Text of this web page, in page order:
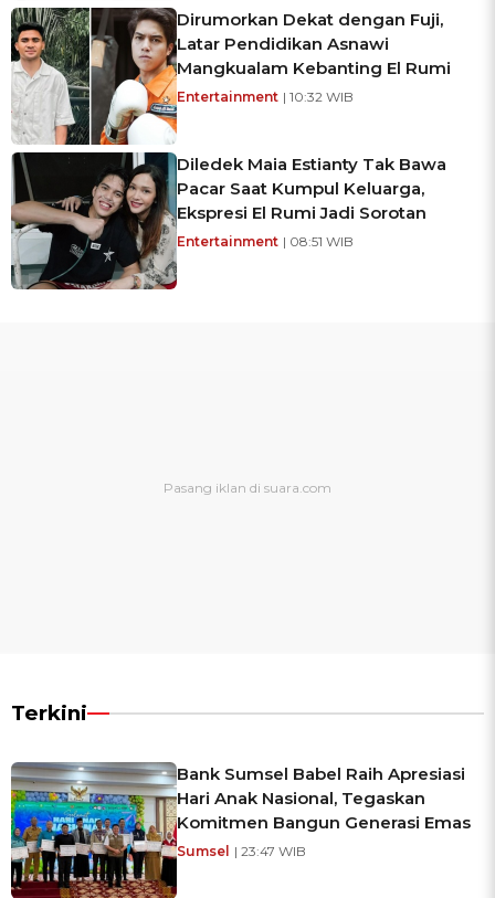
Dirumorkan Dekat dengan Fuji,
Latar Pendidikan Asnawi
Mangkualam Kebanting El Rumi
Entertainment | 10:32 WIB
Diledek Maia Estianty Tak Bawa
Pacar Saat Kumpul Keluarga,
Ekspresi El Rumi Jadi Sorotan
Entertainment | 08:51 WIB
Terkini
Bank Sumsel Babel Raih Apresiasi
Hari Anak Nasional, Tegaskan
Komitmen Bangun Generasi Emas
Sumsel | 23:47 WIB